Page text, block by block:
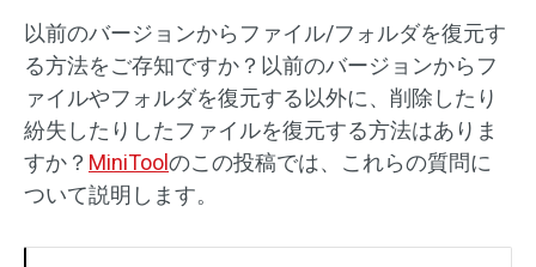
以前のバージョンからファイル/フォルダを復元す
る方法をご存知ですか？以前のバージョンからフ
ァイルやフォルダを復元する以外に、削除したり
紛失したりしたファイルを復元する方法はありま
すか？ MiniToolのこの投稿では、これらの質問に
ついて説明します。